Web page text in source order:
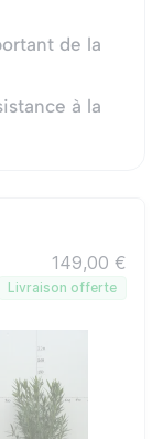
de la
à la
149,00 €
Livraison offerte